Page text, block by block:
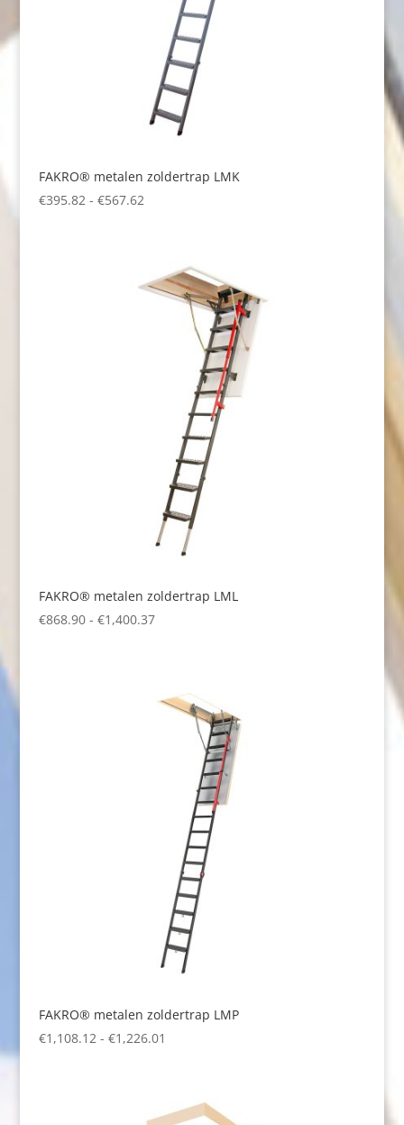
FAKRO® metalen zoldertrap LMK
€395.82 - €567.62Prijsklasse:
FAKRO® metalen zoldertrap LML
€868.90 - €1,400.37Prijsklasse:
FAKRO® metalen zoldertrap LMP
€1,108.12 - €1,226.01
€1,226.01